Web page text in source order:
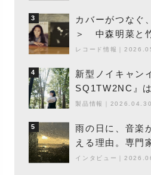
3
カバーがつなぐ
＞ 中森明菜と
レコード情報
4
新型ノイキャン
SQ1TW2NC』
木”になり得るー
製品情報
5
雨の日に、音楽
える理由。専門
ンドスケープ
インタビュー